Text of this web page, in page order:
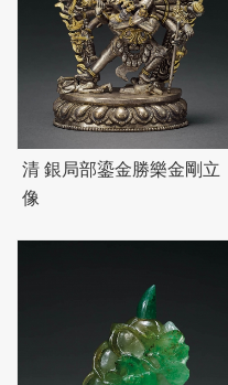
清 銀局部鎏金勝樂金剛立
像